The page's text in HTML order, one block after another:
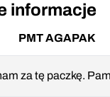
informacje
PMT AGAPAK
za tę paczkę.